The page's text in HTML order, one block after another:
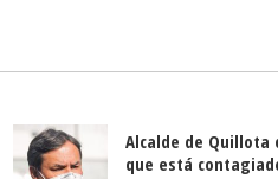
Alcalde de Quillota
que está